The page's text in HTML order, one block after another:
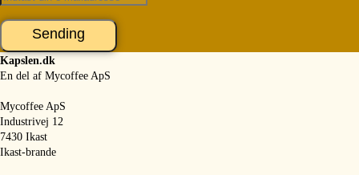
Sending
Kapslen.dk
En del af Mycoffee ApS
Mycoffee ApS
Industrivej 12
7430 Ikast
Ikast-brande